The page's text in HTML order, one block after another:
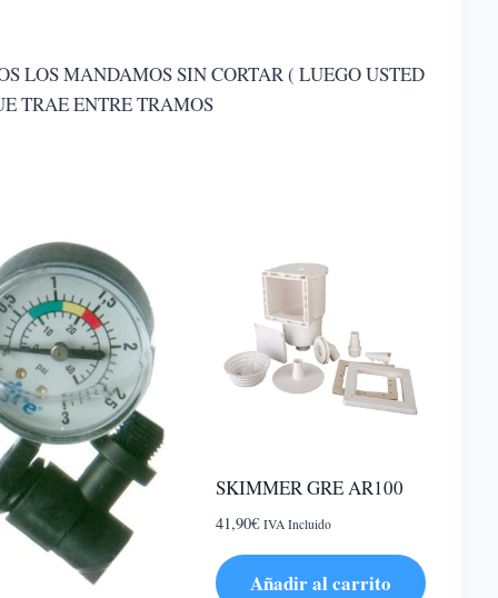
LOS MANDAMOS SIN CORTAR ( LUEGO USTED
TRAE ENTRE TRAMOS
SKIMMER GRE AR100
41,90€ IVA Incluido
Añadir al carrito